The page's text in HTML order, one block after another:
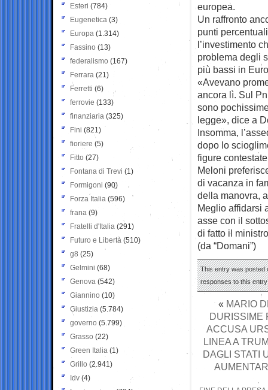
europea.
Un raffronto
punti
l’investimento
problema degli
più bassi in
«Avevano
ancora lì. Sul
sono
legge», dice a
Insomma,
dopo lo
figure
Meloni
di vacanza in
della manovra,
Meglio affidarsi
asse con il
di fatto il
(da “Domani”)
This entry was posted
responses to this
« MARIO
DURISSIME
ACCUSA
LINEA A
DAGLI STATI
Esteri (784)
Eugenetica (3)
Europa (1.314)
Fassino (13)
federalismo (167)
Ferrara (21)
Ferretti (6)
ferrovie (133)
finanziaria (325)
Fini (821)
fioriere (5)
Fitto (27)
Fontana di Trevi (1)
Formigoni (90)
Forza Italia (596)
frana (9)
Fratelli d'Italia (291)
Futuro e Libertà (510)
g8 (25)
Gelmini (68)
Genova (542)
Giannino (10)
Giustizia (5.784)
governo (5.799)
Grasso (22)
Green Italia (1)
Grillo (2.941)
Idv (4)